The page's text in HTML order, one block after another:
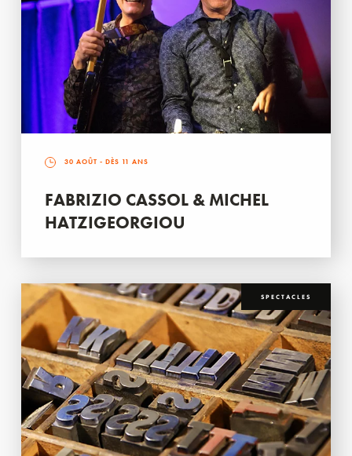
30 AOÛT - DÈS 11 ANS
FABRIZIO CASSOL & MICHEL
HATZIGEORGIOU
SPECTACLES